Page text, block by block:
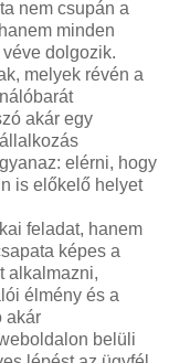
nem csupán a
minden
dolgozik.
melyek révén a
akár egy
elérni, hogy
is előkelő helyet
feladat, hanem
képes a
alkalmazni,
élmény és a
akár
belüli